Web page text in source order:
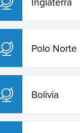
Polo Norte
Bolivia